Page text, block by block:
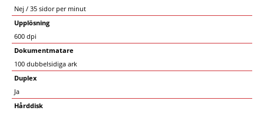
Nej / 35 sidor per minut
Upplösning
600 dpi
Dokumentmatare
100 dubbelsidiga ark
Duplex
Ja
Hårddisk